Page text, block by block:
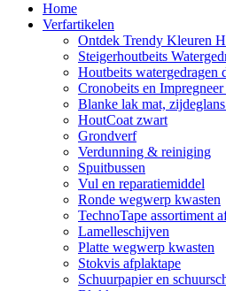
Home
Verfartikelen
Ontdek Trendy Kleuren
Steigerhoutbeits
Houtbeits watergedragen
Cronobeits en
Blanke lak mat,
HoutCoat zwart
Grondverf
Verdunning & reiniging
Spuitbussen
Vul en reparatiemiddel
Ronde wegwerp kwasten
TechnoTape assortiment
Lamelleschijven
Platte wegwerp kwasten
Stokvis afplaktape
Schuurpapier en